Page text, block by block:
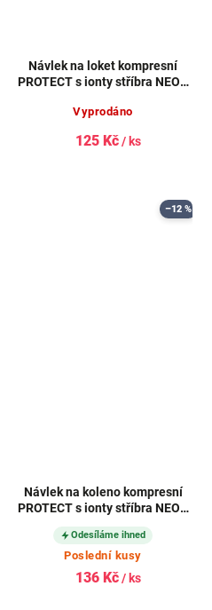
Návlek na loket kompresní
PROTECT s ionty stříbra NEON
Vyprodáno
125 Kč/ ks
–12 %
Návlek na koleno kompresní
PROTECT s ionty stříbra NEON
ŽLUTÝ
Odesíláme ihned
Poslední kusy
136 Kč/ ks